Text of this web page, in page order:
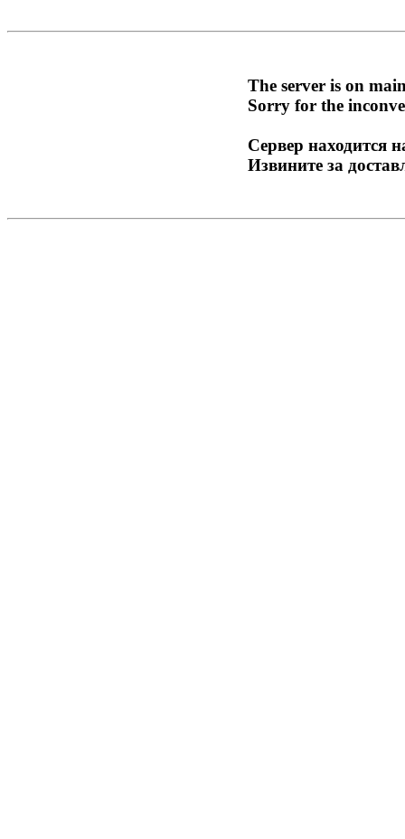
The server is on
Sorry for the
Сервер находится
Извините за